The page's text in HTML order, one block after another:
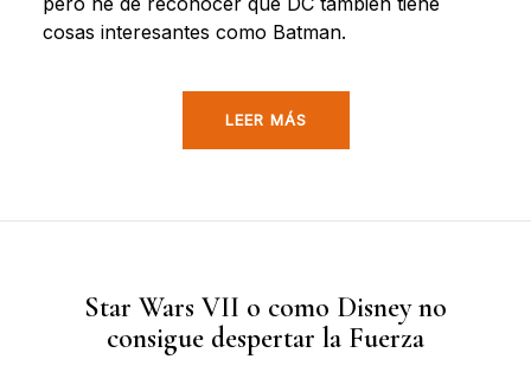
cosas interesantes como Batman.
LEER MÁS
Star Wars VII o como Disney no
consigue despertar la Fuerza